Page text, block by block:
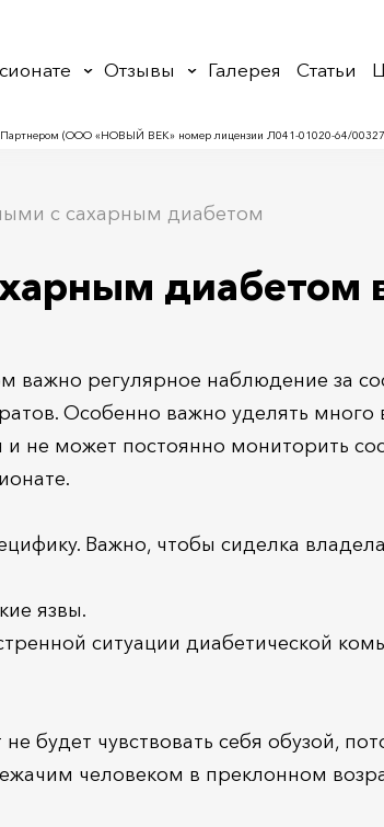
Отзывы Галерея Статьи
Партнером (ООО «НОВЫЙ ВЕК» номер лицензии Л041-01020-64/
с сахарным диабетом
диабетом
важно регулярное наблюдение за
Особенно важно уделять
не может постоянно мониторить
Важно, чтобы сиделка
язвы.
ситуации диабетической
будет чувствовать себя обузой,
человеком в преклонном